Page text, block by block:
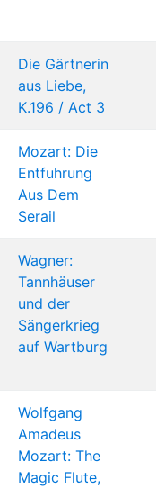
Die Gärtnerin
aus Liebe,
K.196 / Act 3
Mozart: Die
Entfuhrung
Aus Dem
Serail
Wagner:
Tannhäuser
und der
Sängerkrieg
auf Wartburg
Wolfgang
Amadeus
Mozart: The
Magic Flute,